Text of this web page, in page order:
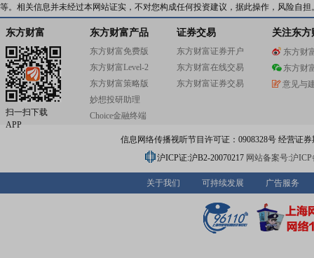
等。相关信息并未经过本网站证实，不对您构成任何投资建议，据此操作，风险自担